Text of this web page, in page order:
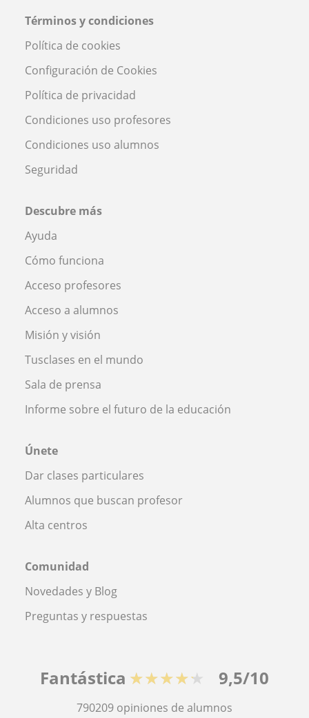
Términos y condiciones
Política de cookies
Configuración de Cookies
Política de privacidad
Condiciones uso profesores
Condiciones uso alumnos
Seguridad
Descubre más
Ayuda
Cómo funciona
Acceso profesores
Acceso a alumnos
Misión y visión
Tusclases en el mundo
Sala de prensa
Informe sobre el futuro de la educación
Únete
Dar clases particulares
Alumnos que buscan profesor
Alta centros
Comunidad
Novedades y Blog
Preguntas y respuestas
Fantástica ★★★★★ 9,5/10
790209 opiniones de alumnos